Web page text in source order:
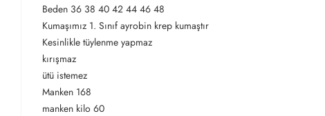
Beden 36 38 40 42 44 46 48
Kumaşımız 1. Sınıf ayrobin krep kumaştır
Kesinlikle tüylenme yapmaz
kırışmaz
ütü istemez
Manken 168
manken kilo 60